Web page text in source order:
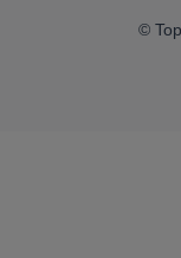
©